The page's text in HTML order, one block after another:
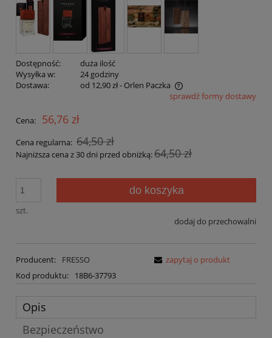
Dostępność:
duża ilość
Wysyłka w:
24 godziny
Dostawa:
od 12,90 zł- Orlen Paczka
Cena nie zawiera ewentualnych kosztów płatnościsprawdź formy dostawy
Cena: 56,76 zł
Cena regularna: 64,50 zł
Najniższa cena z 30 dni przed obniżką:64,50 zł
szt.
do koszyka
dodaj do przechowalni
Producent:
FRESSO
Kod produktu:
18B6-37793
zapytaj o produkt
Opis
Bezpieczeństwo